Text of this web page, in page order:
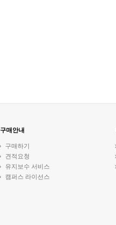
구매안내
구매하기
견적요청
유지보수 서비스
캠퍼스 라이선스